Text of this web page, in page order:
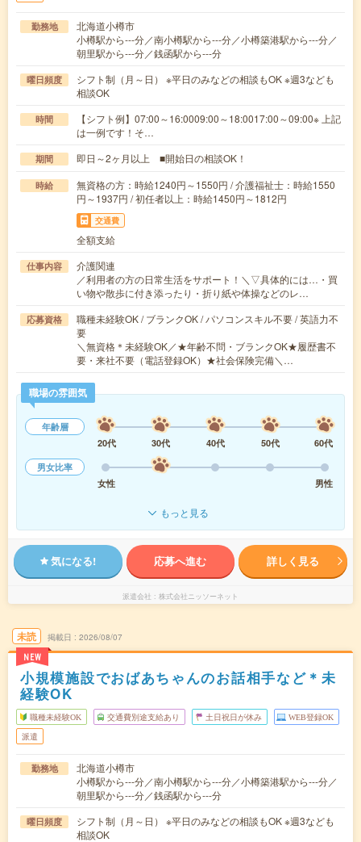
勤務地
北海道小樽市
小樽駅から---分／南小樽駅から---分／小樽築港駅から---分／
朝里駅から---分／銭函駅から---分
曜日頻度
シフト制（月～日） ※平日のみなどの相談もOK ※週3なども
相談OK
時間
【シフト例】07:00～16:0009:00～18:0017:00～09:00※ 上記
は一例です！そ…
期間 即日～2ヶ月以上 ■開始日の相談OK！
時給
無資格の方：時給1240円～1550円 / 介護福祉士：時給1550
円～1937円 / 初任者以上：時給1450円～1812円
交通費
全額支給
仕事内容
介護関連
／利用者の方の日常生活をサポート！＼▽具体的には…・買
い物や散歩に付き添ったり・折り紙や体操などのレ…
応募資格
職種未経験OK / ブランクOK / パソコンスキル不要 / 英語力不
要
＼無資格＊未経験OK／★年齢不問・ブランクOK★履歴書不
要・来社不要（電話登録OK）★社会保険完備＼…
職場の雰囲気
年齢層
20代
30代 40代 50代
60代
男女比率
女性
男性
もっと見る
気になる! 応募へ進む 詳しく見る
派遣会社 株式会社ニッソーネット
未読
NEW
掲載日 2026/08/07
小規模施設でおばあちゃんのお話相手など＊未
経験OK
職種未経験OK 交通費別途支給あり 土日祝日が休み WEB登録OK
派遣
勤務地
北海道小樽市
小樽駅から---分／南小樽駅から---分／小樽築港駅から---分／
朝里駅から---分／銭函駅から---分
曜日頻度
シフト制（月～日） ※平日のみなどの相談もOK ※週3なども
相談OK